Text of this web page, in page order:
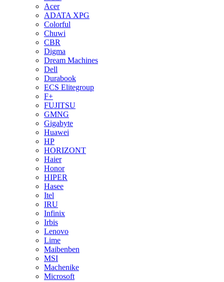
Acer
ADATA XPG
Colorful
Chuwi
CBR
Digma
Dream Machines
Dell
Durabook
ECS Elitegroup
F+
FUJITSU
GMNG
Gigabyte
Huawei
HP
HORIZONT
Haier
Honor
HIPER
Hasee
Itel
IRU
Infinix
Irbis
Lenovo
Lime
Maibenben
MSI
Machenike
Microsoft